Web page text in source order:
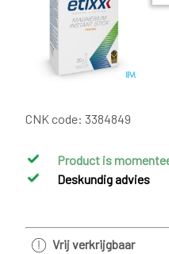
CNK code: 3384849
Product is
Deskundig advies
Vrij verkrijgbaar